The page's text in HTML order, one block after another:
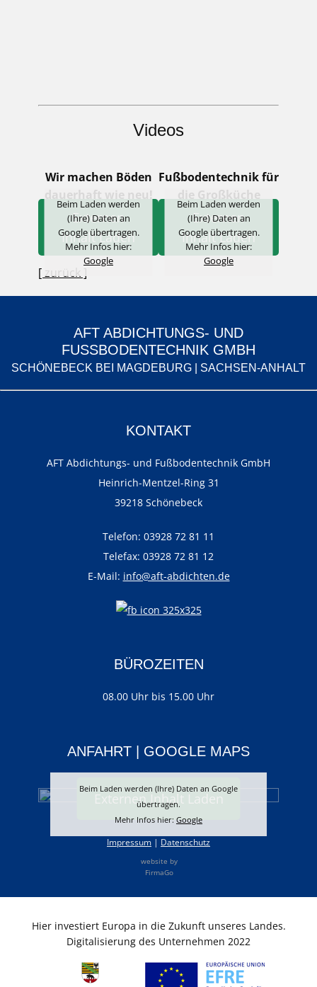
Videos
Wir machen Böden
dauerhaft wie neu!
Externen
Inhalt Laden
Beim Laden werden
(Ihre) Daten an
Google übertragen.
Mehr Infos hier:
Google
[ zurück ]
Fußbodentechnik für
die Großküche
Externen
Inhalt Laden
Beim Laden werden
(Ihre) Daten an
Google übertragen.
Mehr Infos hier:
Google
AFT ABDICHTUNGS- UND
FUSSBODENTECHNIK GMBH
SCHÖNEBECK BEI MAGDEBURG | SACHSEN-ANHALT
KONTAKT
AFT Abdichtungs- und Fußbodentechnik GmbH
Heinrich-Mentzel-Ring 31
39218 Schönebeck
Telefon: 03928 72 81 11
Telefax: 03928 72 81 12
E-Mail: info@aft-abdichten.de
BÜROZEITEN
08.00 Uhr bis 15.00 Uhr
ANFAHRT | GOOGLE MAPS
Externen Inhalt Laden
Beim Laden werden (Ihre) Daten an Google
übertragen.
Mehr Infos hier: Google
Impressum | Datenschutz
website by
FirmaGo
Hier investiert Europa in die Zukunft unseres Landes.
Digitalisierung des Unternehmen 2022